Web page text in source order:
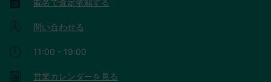
匿名で査定依頼する
問い合わせる
11:00 - 19:00
営業カレンダーを見る